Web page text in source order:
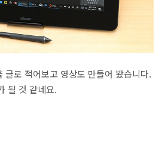
글로 적어보고 영상도 만들어 봤습니다.
될 것 같네요.